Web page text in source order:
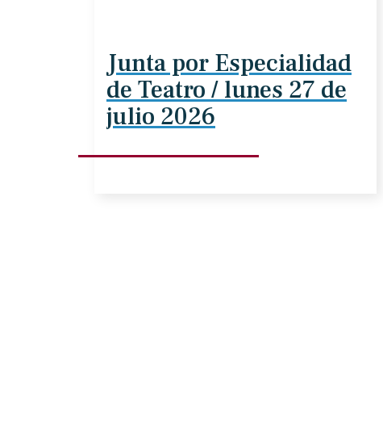
Junta por Especialidad
de Teatro / lunes 27 de
julio 2026